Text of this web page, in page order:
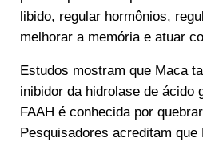
libido, regular hormônios,
melhorar a memória e atuar
Estudos mostram que Maca
inibidor da hidrolase de ácido
FAAH é conhecida por
Pesquisadores acreditam